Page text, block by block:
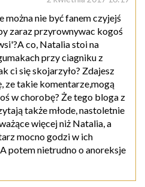
można nie być fanem czyjejś
zaraz przyrownywac kogoś
co, Natalia stoi na
przy ciagniku z
ci się skojarzyło? Zdajesz
ze takie komentarze,mogą
w chorobę? Że tego bloga z
także młode, nastoletnie
więcej niż Natalia, a
mocno godzi w ich
potem nietrudno o anoreksje